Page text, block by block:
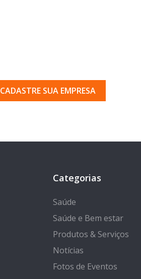
CADASTRE SUA EMPRESA
Categorias
Saúde
Saúde e Bem estar
Produtos & Serviços
Notícias
Fotos de Eventos